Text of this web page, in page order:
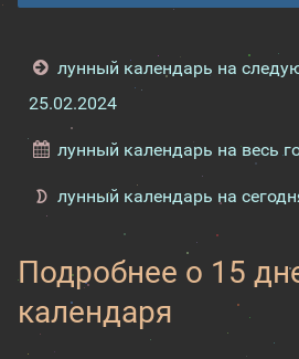
лунный календарь на
25.02.2024
лунный календарь на весь
лунный календарь на
Подробнее о 15
календаря